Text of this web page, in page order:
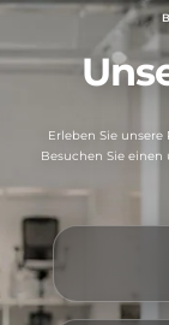
Erleben Sie
Besuchen Sie